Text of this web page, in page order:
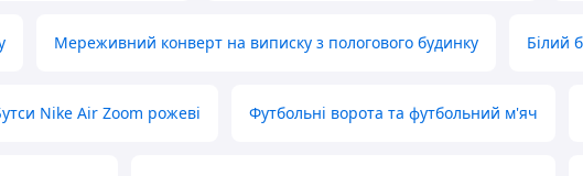
Мереживний конверт на виписку з пологового будинку Білий
Nike Air Zoom рожеві Футбольні ворота та футбольний м'яч